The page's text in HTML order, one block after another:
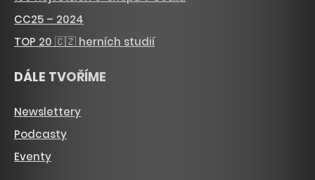
CC25 – 2024
TOP 20 🇨🇿 herních studií
DÁLE TVOŘÍME
Newslettery
Podcasty
Eventy